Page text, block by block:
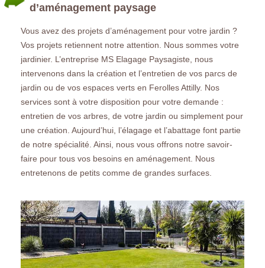
d’aménagement paysage
Vous avez des projets d’aménagement pour votre jardin ?
Vos projets retiennent notre attention. Nous sommes votre
jardinier. L’entreprise MS Elagage Paysagiste, nous
intervenons dans la création et l’entretien de vos parcs de
jardin ou de vos espaces verts en Ferolles Attilly. Nos
services sont à votre disposition pour votre demande :
entretien de vos arbres, de votre jardin ou simplement pour
une création. Aujourd’hui, l’élagage et l’abattage font partie
de notre spécialité. Ainsi, nous vous offrons notre savoir-
faire pour tous vos besoins en aménagement. Nous
entretenons de petits comme de grandes surfaces.